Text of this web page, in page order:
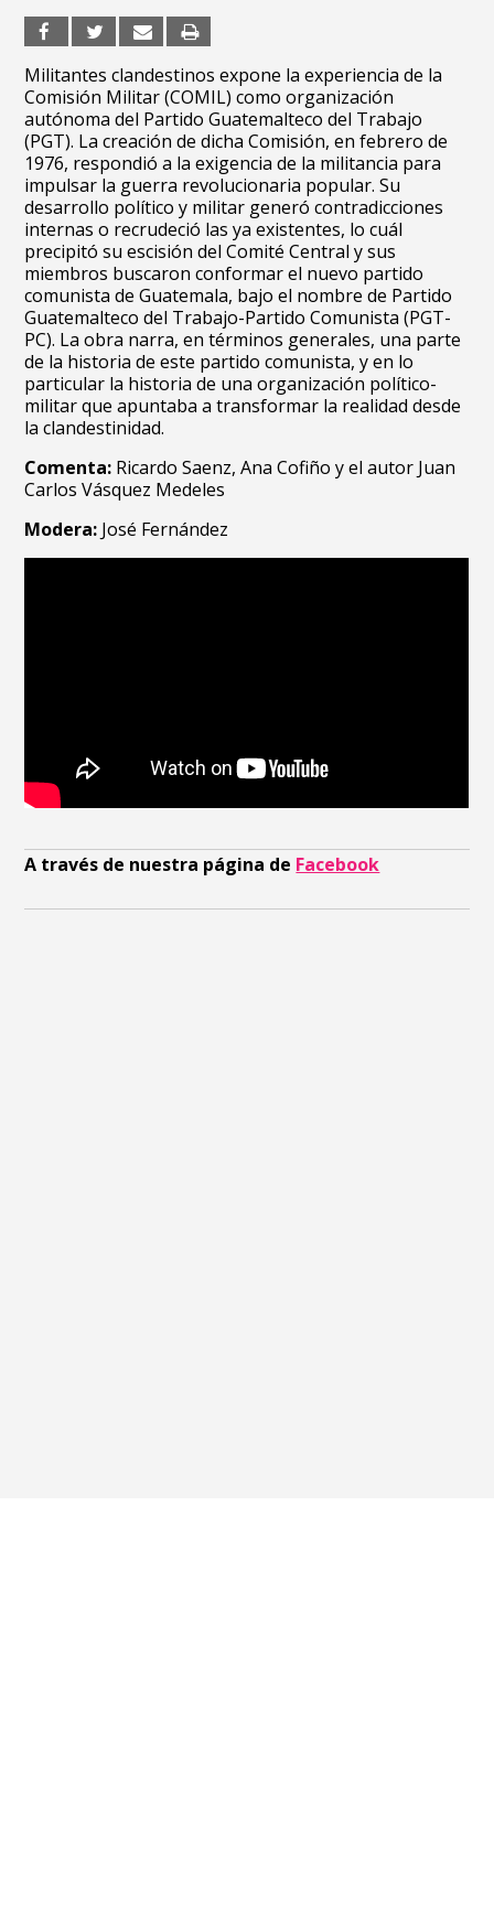
A través de nuestra página de Facebook
Militantes clandestinos expone la experiencia de la
Comisión Militar (COMIL) como organización
autónoma del Partido Guatemalteco del Trabajo
(PGT). La creación de dicha Comisión, en febrero de
1976, respondió a la exigencia de la militancia para
impulsar la guerra revolucionaria popular. Su
desarrollo político y militar generó contradicciones
internas o recrudeció las ya existentes, lo cuál
precipitó su escisión del Comité Central y sus
miembros buscaron conformar el nuevo partido
comunista de Guatemala, bajo el nombre de Partido
Guatemalteco del Trabajo-Partido Comunista (PGT-
PC). La obra narra, en términos generales, una parte
de la historia de este partido comunista, y en lo
particular la historia de una organización político-
militar que apuntaba a transformar la realidad desde
la clandestinidad.
Comenta: Ricardo Saenz, Ana Cofiño y el autor Juan
Carlos Vásquez Medeles
Modera: José Fernández